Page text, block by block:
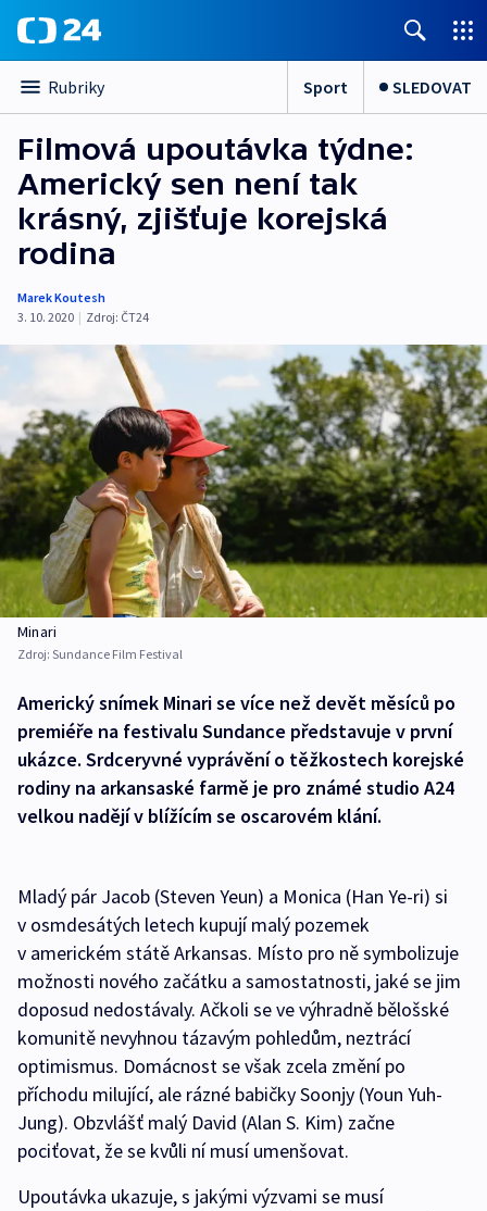
Rubriky Sport SLEDOVAT
Filmová upoutávka týdne:
Americký sen není tak
krásný, zjišťuje korejská
rodina
Marek Koutesh
3. 10. 2020 | Zdroj: ČT24
Minari
Zdroj: Sundance Film Festival
Americký snímek Minari se více než devět měsíců po
premiéře na festivalu Sundance představuje v první
ukázce. Srdceryvné vyprávění o těžkostech korejské
rodiny na arkansaské farmě je pro známé studio A24
velkou nadějí v blížícím se oscarovém klání.
Mladý pár Jacob (Steven Yeun) a Monica (Han Ye-ri) si
v osmdesátých letech kupují malý pozemek
v americkém státě Arkansas. Místo pro ně symbolizuje
možnosti nového začátku a samostatnosti, jaké se jim
doposud nedostávaly. Ačkoli se ve výhradně bělošské
komunitě nevyhnou tázavým pohledům, neztrácí
optimismus. Domácnost se však zcela změní po
příchodu milující, ale rázné babičky Soonjy (Youn Yuh-
Jung). Obzvlášť malý David (Alan S. Kim) začne
pociťovat, že se kvůli ní musí umenšovat.
Upoutávka ukazuje, s jakými výzvami se musí